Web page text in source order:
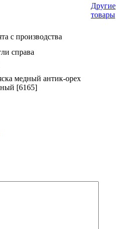
Другие
товары
с производства
справа
медный антик-орех
[6165]